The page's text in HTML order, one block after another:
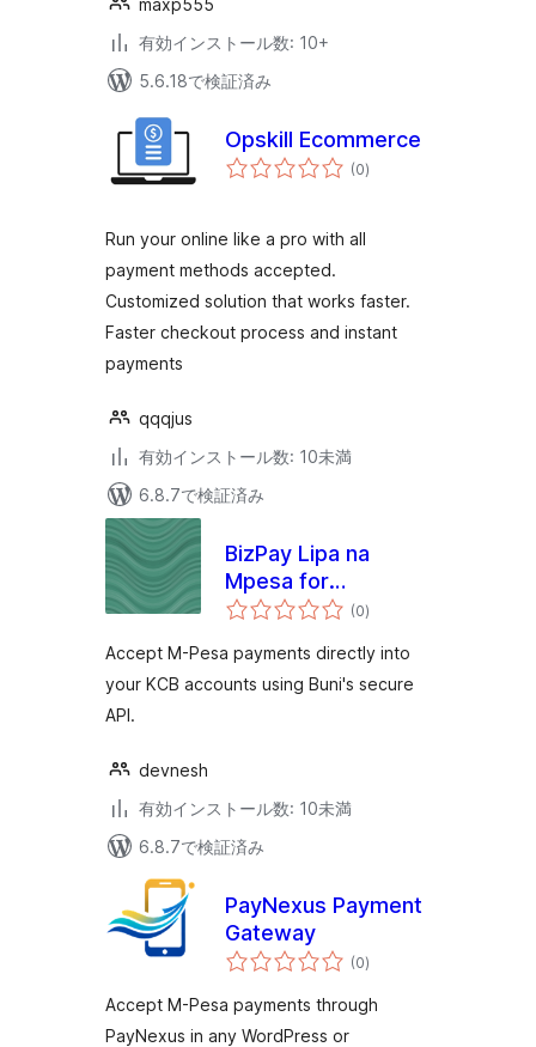
maxp555
有効インストール数: 10+
5.6.18で検証済み
Opskill Ecommerce
(0個
の)
Run your online like a pro with all
payment methods accepted.
Customized solution that works faster.
Faster checkout process and instant
payments
qqqjus
有効インストール数: 10未満
6.8.7で検証済み
BizPay Lipa na
Mpesa for
Woocommerce
(0個
の
価
)
Accept M-Pesa payments directly into
your KCB accounts using Buni's secure
API.
devnesh
有効インストール数: 10未満
6.8.7で検証済み
PayNexus Payment
Gateway
(0個
の
価
)
Accept M-Pesa payments through
PayNexus in any WordPress or